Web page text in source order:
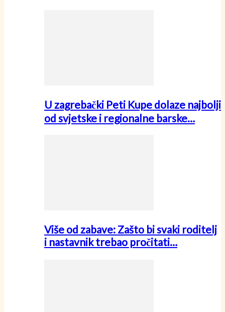
U zagrebački Peti Kupe dolaze najbolji
od svjetske i regionalne barske…
Više od zabave: Zašto bi svaki roditelj
i nastavnik trebao pročitati…